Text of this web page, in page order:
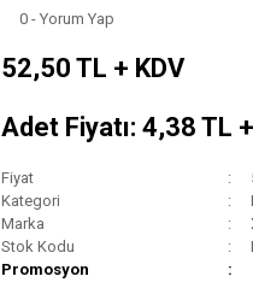
0 - Yorum Yap
52,50 TL + KDV
Adet Fiyatı: 4,38 TL
Fiyat
Kategori
Marka
Stok Kodu
Promosyon